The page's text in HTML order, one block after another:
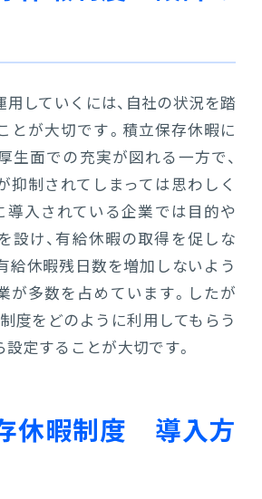
していくには、自社の状況を踏
とが大切です。積立保存休暇に
生面での充実が図れる一方で、
抑制されてしまっては思わしく
導入されている企業では目的や
設け、有給休暇の取得を促しな
給休暇残日数を増加しないよう
が多数を占めています。したが
制度をどのように利用してもらう
定することが大切です。
休暇制度 導入方